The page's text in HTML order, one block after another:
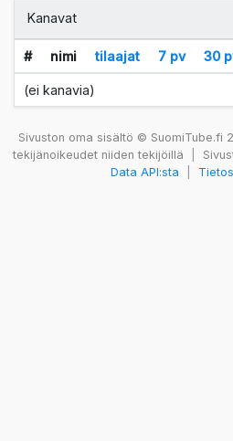
Kanavat
# nimi tilaajat 7 pv 30
(ei kanavia)
Sivuston oma sisältö © SuomiTube.fi
tekijänoikeudet niiden tekijöillä
Data API:sta